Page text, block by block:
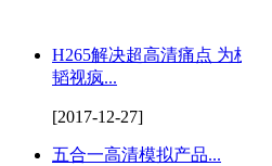
H265解决超高清痛点 为杭州
韬视疯...
[2017-12-27]
五合一高清模拟产品...